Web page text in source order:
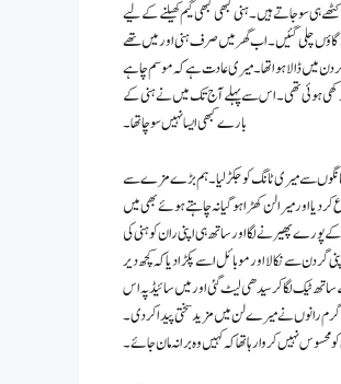
سو جاتے ہیں ۔ ہنی کبھی کبھی گیم کھیلنے کے لیے
گاؤں چلی گئیں ۔ اب گھر میں صرف ہنی اور میں تھے
میں ڈالا ہوا تھا۔ میری عادت ہے کہ موسم چاہے
رکھی ہوئی تھی۔ اس سے پہلے آج تک میں نے ہنی کے
بارے کبھی ایسا نہیں سوچا تھا۔
ٹانگوں سے میری ٹانگ کو جکڑ لیا۔ ہم بڑے مزے سے
اور میرا لن کھڑا ہو گیا نہ چاہتے ہوئے بھی میں
کے پورے پھیر نے لگا اور ساتھ ہی اپنی ران کو ہنی کی
گردن سے نکالا اور موبائل اسے پکڑا دیا کہ کچھ دیر
ٹیک لگا کر سیدھی لیٹ گئی اور میں سائیڈ پہ اس
گرم رانوں نے میرے لن میں مزید سختی پیدا کر دی۔